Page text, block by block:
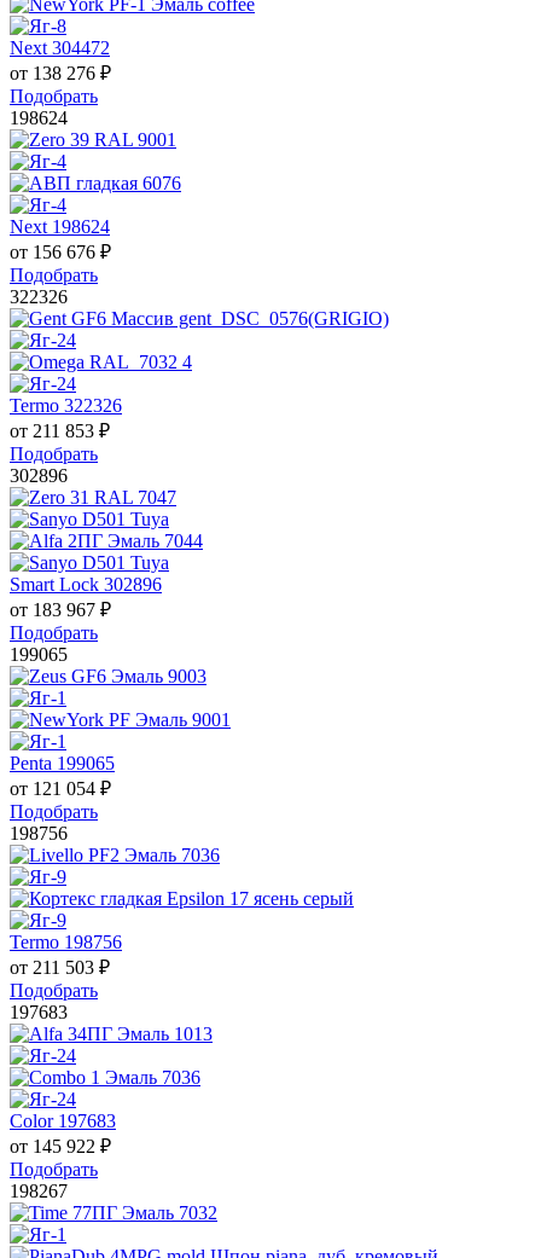
Next 304472
от 138 276 ₽
Подобрать
198624
Next 198624
от 156 676 ₽
Подобрать
322326
Termo 322326
от 211 853 ₽
Подобрать
302896
Smart Lock 302896
от 183 967 ₽
Подобрать
199065
Penta 199065
от 121 054 ₽
Подобрать
198756
Termo 198756
от 211 503 ₽
Подобрать
197683
Color 197683
от 145 922 ₽
Подобрать
198267